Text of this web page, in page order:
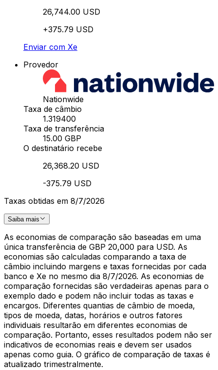
26,744.00 USD
+375.79 USD
Enviar com Xe
Provedor
Nationwide
Taxa de câmbio
1.319400
Taxa de transferência
15.00 GBP
O destinatário recebe
26,368.20 USD
-375.79 USD
Taxas obtidas em 8/7/2026
Saiba mais
As economias de comparação são baseadas em uma
única transferência de GBP 20,000 para USD. As
economias são calculadas comparando a taxa de
câmbio incluindo margens e taxas fornecidas por cada
banco e Xe no mesmo dia 8/7/2026. As economias de
comparação fornecidas são verdadeiras apenas para o
exemplo dado e podem não incluir todas as taxas e
encargos. Diferentes quantias de câmbio de moeda,
tipos de moeda, datas, horários e outros fatores
individuais resultarão em diferentes economias de
comparação. Portanto, esses resultados podem não ser
indicativos de economias reais e devem ser usados
apenas como guia. O gráfico de comparação de taxas é
atualizado trimestralmente.